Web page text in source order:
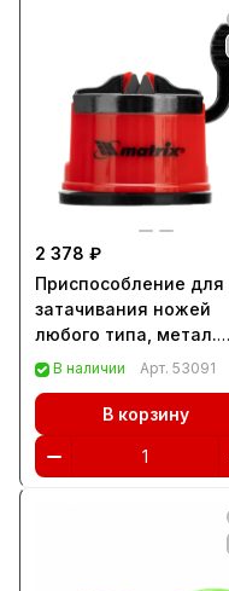
2 378 ₽
Приспособление для
затачивания ножей
любого типа, метал.
направляющая,
Matrix (79104)
В наличии Арт. 53091
В корзину